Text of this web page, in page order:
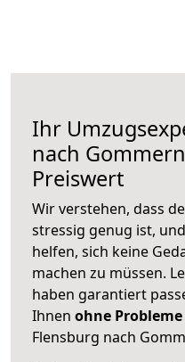
Ihr
nach Gommern
Preiswert
Wir verstehen, dass
stressig genug ist,
helfen, sich keine
machen zu müssen.
haben garantiert
Ihnen ohne Probleme
Flensburg nach